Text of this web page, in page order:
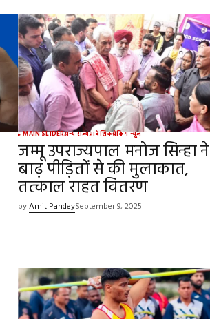
MAIN SLIDERअन्य राज्यप्रादेशिकब्रेकिंग न्यूज़
जम्मू उपराज्यपाल मनोज सिन्हा ने
बाढ़ पीड़ितों से की मुलाकात,
तत्काल राहत वितरण
byAmit PandeySeptember 9, 2025